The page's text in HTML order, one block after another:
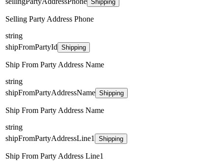
Shipping
Selling Party Address Phone
string
shipFromPartyId Shipping
Ship From Party Address Name
string
shipFromPartyAddressName Shipping
Ship From Party Address Name
string
shipFromPartyAddressLine1
Shipping
Ship From Party Address Line1